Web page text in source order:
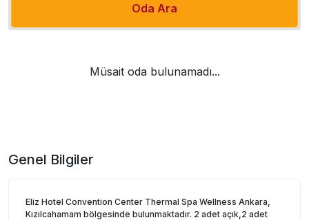
Oda Ara
Müsait oda bulunamadı...
Genel Bilgiler
Eliz Hotel Convention Center Thermal Spa Wellness Ankara,
Kızılcahamam bölgesinde bulunmaktadır. 2 adet açık,2 adet